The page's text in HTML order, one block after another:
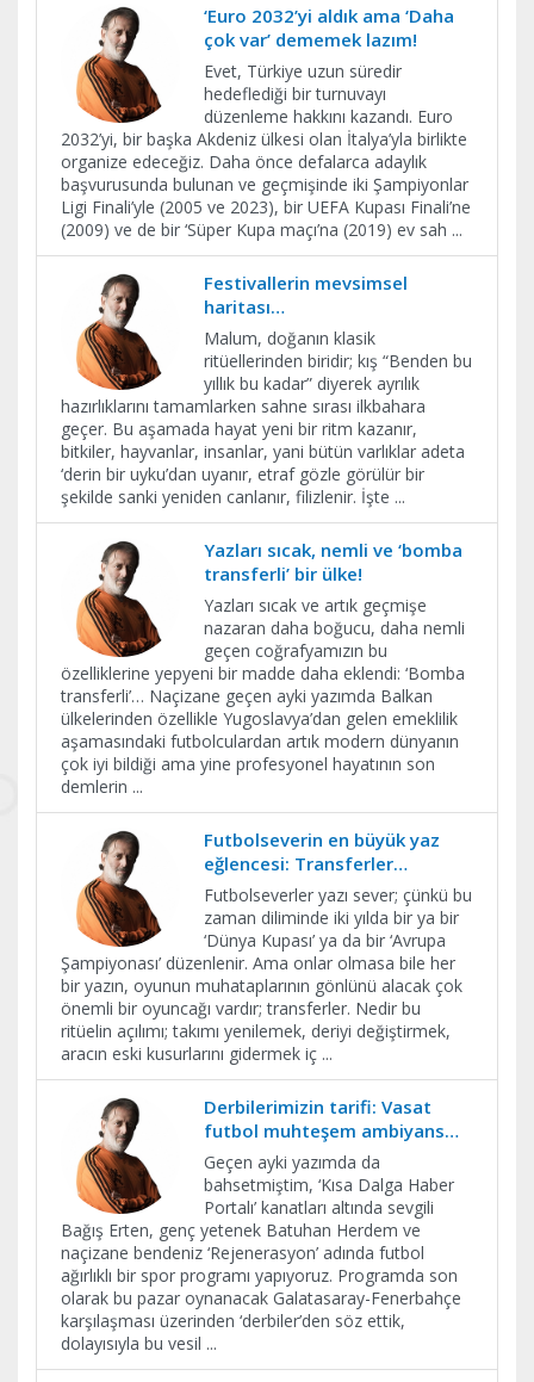
‘Euro 2032’yi aldık ama ‘Daha
çok var’ dememek lazım!
Evet, Türkiye uzun süredir
hedeflediği bir turnuvayı
düzenleme hakkını kazandı. Euro
2032’yi, bir başka Akdeniz ülkesi olan İtalya’yla birlikte
organize edeceğiz. Daha önce defalarca adaylık
başvurusunda bulunan ve geçmişinde iki Şampiyonlar
Ligi Finali’yle (2005 ve 2023), bir UEFA Kupası Finali’ne
(2009) ve de bir ‘Süper Kupa maçı’na (2019) ev sah ...
Festivallerin mevsimsel
haritası…
Malum, doğanın klasik
ritüellerinden biridir; kış “Benden bu
yıllık bu kadar” diyerek ayrılık
hazırlıklarını tamamlarken sahne sırası ilkbahara
geçer. Bu aşamada hayat yeni bir ritm kazanır,
bitkiler, hayvanlar, insanlar, yani bütün varlıklar adeta
‘derin bir uyku’dan uyanır, etraf gözle görülür bir
şekilde sanki yeniden canlanır, filizlenir. İşte ...
Yazları sıcak, nemli ve ‘bomba
transferli’ bir ülke!
Yazları sıcak ve artık geçmişe
nazaran daha boğucu, daha nemli
geçen coğrafyamızın bu
özelliklerine yepyeni bir madde daha eklendi: ‘Bomba
transferli’… Naçizane geçen ayki yazımda Balkan
ülkelerinden özellikle Yugoslavya’dan gelen emeklilik
aşamasındaki futbolculardan artık modern dünyanın
çok iyi bildiği ama yine profesyonel hayatının son
demlerin ...
Futbolseverin en büyük yaz
eğlencesi: Transferler…
Futbolseverler yazı sever; çünkü bu
zaman diliminde iki yılda bir ya bir
‘Dünya Kupası’ ya da bir ‘Avrupa
Şampiyonası’ düzenlenir. Ama onlar olmasa bile her
bir yazın, oyunun muhataplarının gönlünü alacak çok
önemli bir oyuncağı vardır; transferler. Nedir bu
ritüelin açılımı; takımı yenilemek, deriyi değiştirmek,
aracın eski kusurlarını gidermek iç ...
Derbilerimizin tarifi: Vasat
futbol muhteşem ambiyans…
Geçen ayki yazımda da
bahsetmiştim, ‘Kısa Dalga Haber
Portalı’ kanatları altında sevgili
Bağış Erten, genç yetenek Batuhan Herdem ve
naçizane bendeniz ‘Rejenerasyon’ adında futbol
ağırlıklı bir spor programı yapıyoruz. Programda son
olarak bu pazar oynanacak Galatasaray-Fenerbahçe
karşılaşması üzerinden ‘derbiler’den söz ettik,
dolayısıyla bu vesil ...